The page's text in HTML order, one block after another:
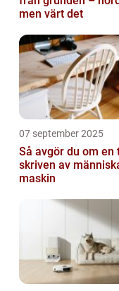
men värt det
07 september 2025
Så avgör du om en
skriven av
maskin